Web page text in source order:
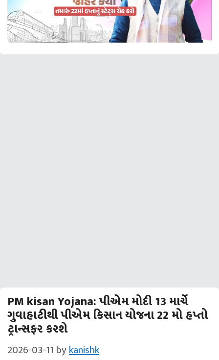
PM kisan Yojana: પીએમ મોદી 13 માર્ચે
ગુવાહાટીથી પીએમ કિસાન યોજના 22 મો હપ્તો
ટ્રાન્સફર કરશે
2026-03-11 bykanishk